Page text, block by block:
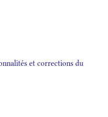
et corrections du